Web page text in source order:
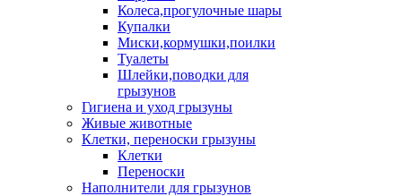
Колеса,прогулочные шары
Купалки
Миски,кормушки,поилки
Туалеты
Шлейки,поводки для
грызунов
Гигиена и уход грызуны
Живые животные
Клетки, переноски грызуны
Клетки
Переноски
Наполнители для грызунов